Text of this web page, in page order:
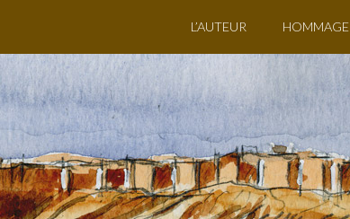
L’AUTEUR HOMMAGE